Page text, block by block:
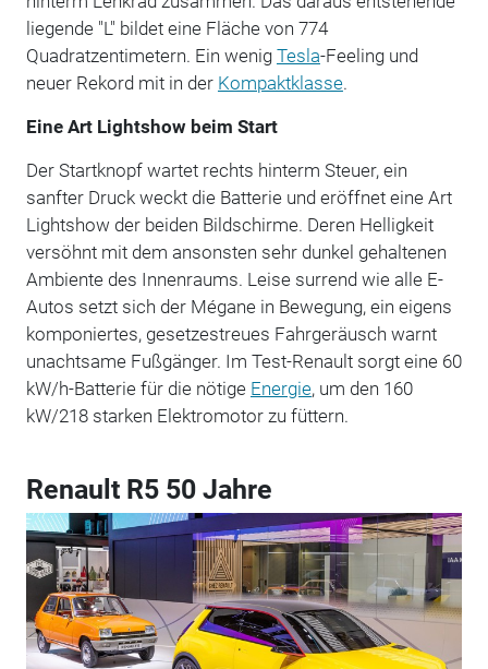
liegende "L" bildet eine Fläche von 774
Quadratzentimetern. Ein wenig Tesla-Feeling und
neuer Rekord mit in der Kompaktklasse.
Eine Art Lightshow beim Start
Der Startknopf wartet rechts hinterm Steuer, ein
sanfter Druck weckt die Batterie und eröffnet eine Art
Lightshow der beiden Bildschirme. Deren Helligkeit
versöhnt mit dem ansonsten sehr dunkel gehaltenen
Ambiente des Innenraums. Leise surrend wie alle E-
Autos setzt sich der Mégane in Bewegung, ein eigens
komponiertes, gesetzestreues Fahrgeräusch warnt
unachtsame Fußgänger. Im Test-Renault sorgt eine 60
kW/h-Batterie für die nötige Energie, um den 160
kW/218 starken Elektromotor zu füttern.
Renault R5 50 Jahre